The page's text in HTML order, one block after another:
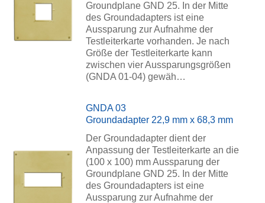
Groundplane GND 25. In der Mitte
des Groundadapters ist eine
Aussparung zur Aufnahme der
Testleiterkarte vorhanden. Je nach
Größe der Testleiterkarte kann
zwischen vier Aussparungsgrößen
(GNDA 01-04) gewäh…
GNDA 03
Groundadapter 22,9 mm x 68,3 mm
Der Groundadapter dient der
Anpassung der Testleiterkarte an die
(100 x 100) mm Aussparung der
Groundplane GND 25. In der Mitte
des Groundadapters ist eine
Aussparung zur Aufnahme der